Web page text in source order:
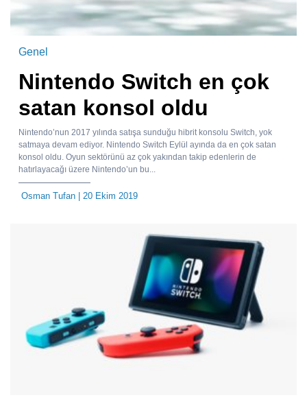
Genel
Nintendo Switch en çok
satan konsol oldu
Nintendo’nun 2017 yılında satışa sunduğu hibrit konsolu Switch, yok
satmaya devam ediyor. Nintendo Switch Eylül ayında da en çok satan
konsol oldu. Oyun sektörünü az çok yakından takip edenlerin de
hatırlayacağı üzere Nintendo’un bu...
Osman Tufan | 20 Ekim 2019